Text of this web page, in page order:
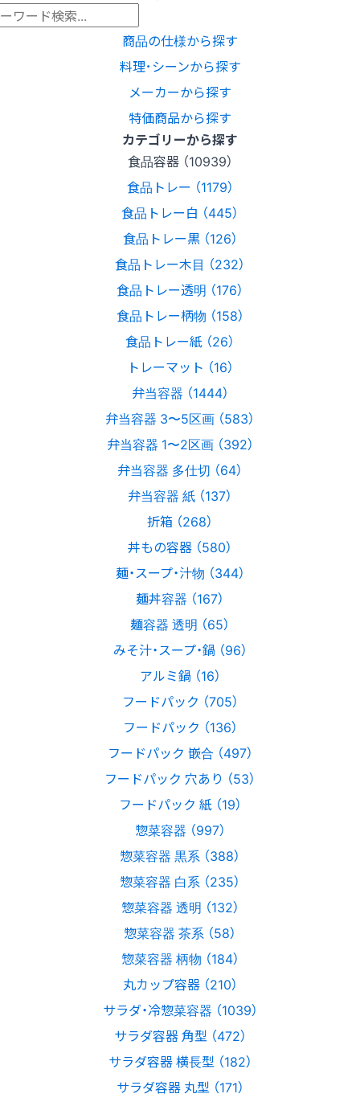
商品の仕様から探す
料理･シーンから探す
メーカーから探す
特価商品から探す
カテゴリーから探す
食品容器 （10939）
食品トレー （1179）
食品トレー白 （445）
食品トレー黒 （126）
食品トレー木目 （232）
食品トレー透明 （176）
食品トレー柄物 （158）
食品トレー紙 （26）
トレーマット （16）
弁当容器 （1444）
弁当容器 3〜5区画 （583）
弁当容器 1〜2区画 （392）
弁当容器 多仕切 （64）
弁当容器 紙 （137）
折箱 （268）
丼もの容器 （580）
麺・スープ・汁物 （344）
麺丼容器 （167）
麺容器 透明 （65）
みそ汁・スープ・鍋 （96）
アルミ鍋 （16）
フードパック （705）
フードパック （136）
フードパック 嵌合 （497）
フードパック 穴あり （53）
フードパック 紙 （19）
惣菜容器 （997）
惣菜容器 黒系 （388）
惣菜容器 白系 （235）
惣菜容器 透明 （132）
惣菜容器 茶系 （58）
惣菜容器 柄物 （184）
丸カップ容器 （210）
サラダ・冷惣菜容器 （1039）
サラダ容器 角型 （472）
サラダ容器 横長型 （182）
サラダ容器 丸型 （171）